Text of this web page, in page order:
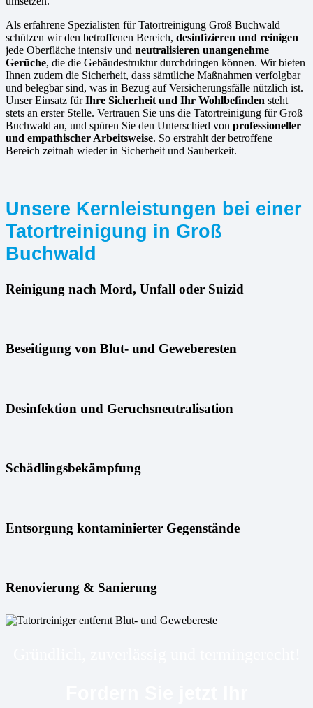
Als erfahrene Spezialisten für Tatortreinigung Groß Buchwald
schützen wir den betroffenen Bereich, desinfizieren und reinigen
jede Oberfläche intensiv und neutralisieren unangenehme
Gerüche, die die Gebäudestruktur durchdringen können. Wir bieten
Ihnen zudem die Sicherheit, dass sämtliche Maßnahmen verfolgbar
und belegbar sind, was in Bezug auf Versicherungsfälle nützlich ist.
Unser Einsatz fürIhre Sicherheit und Ihr Wohlbefinden steht
stets an erster Stelle. Vertrauen Sie uns die Tatortreinigung für Groß
Buchwald an, und spüren Sie den Unterschied von professioneller
und empathischer Arbeitsweise. So erstrahlt der betroffene
Bereich zeitnah wieder in Sicherheit und Sauberkeit.
Unsere Kernleistungen bei einer
Tatortreinigung in Groß
Buchwald
Reinigung nach Mord, Unfall oder Suizid
Beseitigung von Blut- und Geweberesten
Desinfektion und Geruchsneutralisation
Schädlingsbekämpfung
Entsorgung kontaminierter Gegenstände
Renovierung & Sanierung